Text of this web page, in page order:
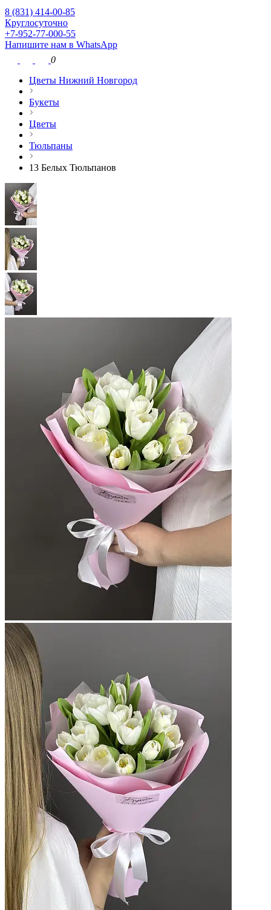
8 (831) 414-00-85
Круглосуточно
+7-952-77-000-55
Напишите нам в WhatsApp
0
Цветы Нижний Новгород
Букеты
Цветы
Тюльпаны
13 Белых Тюльпанов